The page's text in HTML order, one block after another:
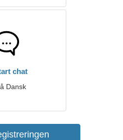
chat
Dansk